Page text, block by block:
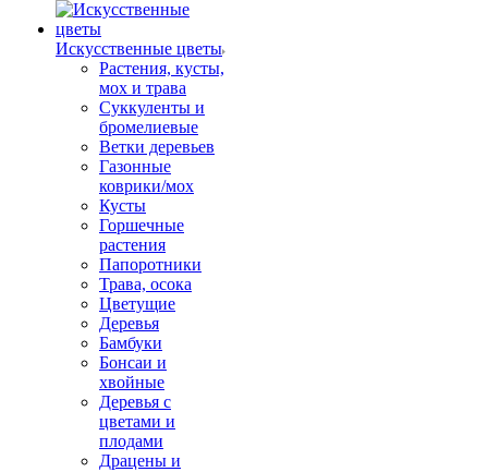
Искусственные цветы
Растения, кусты,
мох и трава
Суккуленты и
бромелиевые
Ветки деревьев
Газонные
коврики/мох
Кусты
Горшечные
растения
Папоротники
Трава, осока
Цветущие
Деревья
Бамбуки
Бонсаи и
хвойные
Деревья с
цветами и
плодами
Драцены и